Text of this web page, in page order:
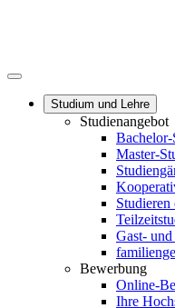
Studium und Lehre
Studienangebot
Bachelor-
Master-
Gast-
Bewerbung
Online-
Ihre